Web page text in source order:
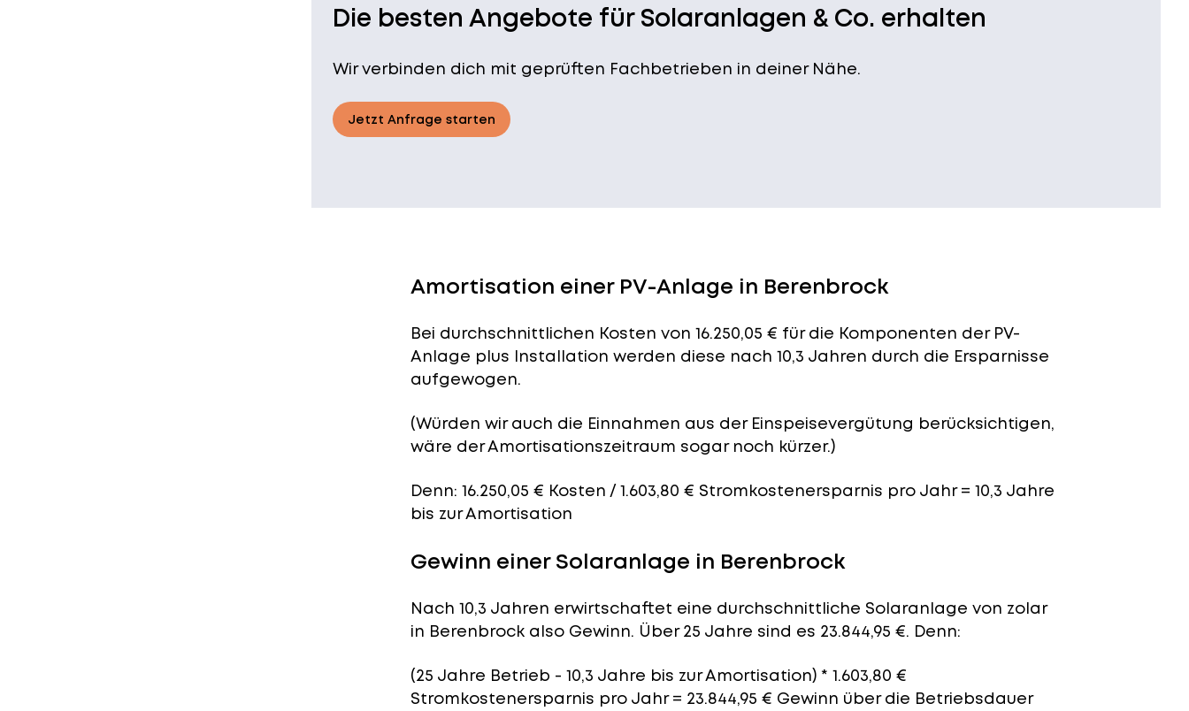
Die besten Angebote für Solaranlagen & Co. erhalten
Wir verbinden dich mit geprüften Fachbetrieben in deiner Nähe.
Jetzt Anfrage starten
Amortisation einer PV-Anlage in Berenbrock
Bei durchschnittlichen Kosten von 16.250,05 € für die Komponenten der PV-
Anlage plus Installation werden diese nach 10,3 Jahren durch die Ersparnisse
aufgewogen.
(Würden wir auch die Einnahmen aus der Einspeisevergütung berücksichtigen,
wäre derAmortisationszeitraum sogar noch kürzer.)
Denn: 16.250,05 € Kosten / 1.603,80 € Stromkostenersparnis pro Jahr = 10,3 Jahre
bis zur Amortisation
Gewinn einer Solaranlage in Berenbrock
Nach 10,3 Jahren erwirtschaftet eine durchschnittliche Solaranlage von zolar
in Berenbrock also Gewinn. Über 25 Jahre sind es 23.844,95 €. Denn:
(25 Jahre Betrieb - 10,3 Jahre bis zur Amortisation) * 1.603,80 €
Stromkostenersparnis pro Jahr = 23.844,95 € Gewinn über die Betriebsdauer